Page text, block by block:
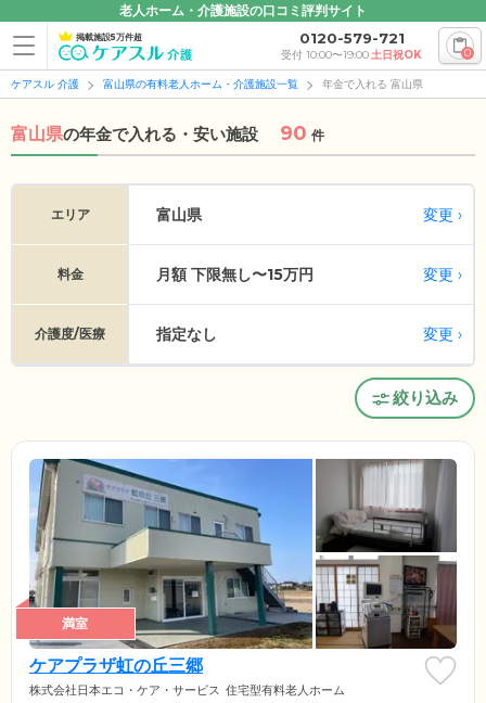
老人ホーム・介護施設の口コミ評判サイト
掲載施設5万件超 0120-579-721
受付 10:00〜19:00土日祝OK 0
ケアスル 介護 富山県の有料老人ホーム・介護施設一覧 年金で入れる 富山県
富山県の年金で入れる・安い施設 90 件
エリア 富山県 変更
料金 月額 下限無し〜15万円 変更
介護度/医療 指定なし 変更
絞り込み
満室
ケアプラザ虹の丘三郷
株式会社日本エコ・ケア・サービス 住宅型有料老人ホーム